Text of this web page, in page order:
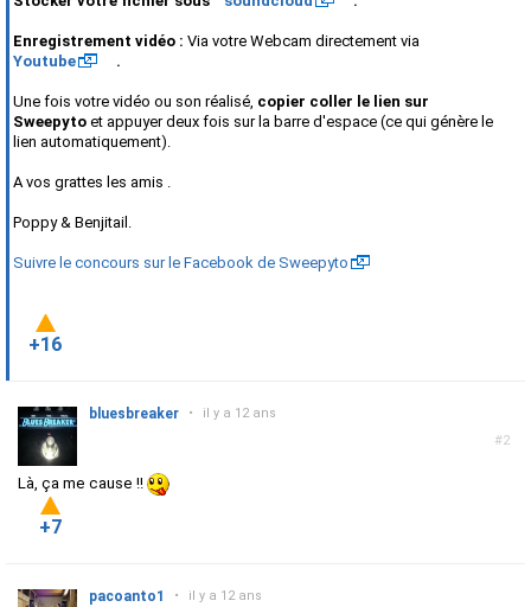
Enregistrement vidéo : Via votre Webcam directement via
Youtube
.
Une fois votre vidéo ou son réalisé, copier coller le lien sur
Sweepyto et appuyer deux fois sur la barre d'espace (ce qui génère le
lien automatiquement).
A vos grattes les amis .
Poppy & Benjitail.
Suivre le concours sur le Facebook de Sweepyto
+16
#2
bluesbreaker • il y a 12 ans
Là, ça me cause !!
+7
pacoanto1 • il y a 12 ans